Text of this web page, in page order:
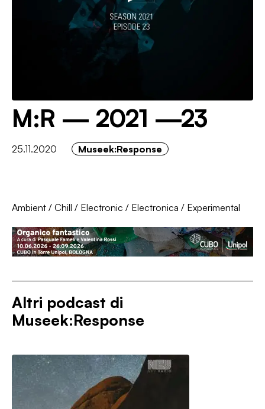
M:R — 2021 —23
25.11.2020 Museek:Response
Ambient / Chill / Electronic / Electronica / Experimental
Altri podcast di
Museek:Response